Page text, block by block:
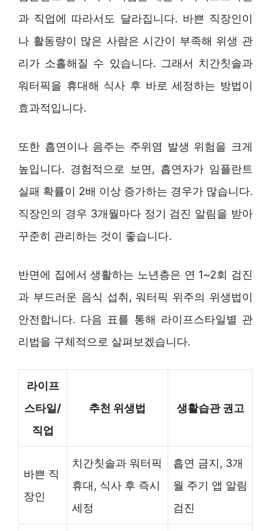
과 직업에 따라서도 달라집니다. 바쁜 직장인이
나 활동량이 많은 사람은 시간이 부족해 위생 관
리가 소홀해질 수 있습니다. 그래서 치간칫솔과
워터픽을 휴대해 식사 후 바로 세정하는 방법이
효과적입니다.
또한 흡연이나 음주는 주위염 발생 위험을 크게
높입니다. 경험적으로 보면, 흡연자가 임플란트
실패 확률이 2배 이상 증가하는 경우가 많습니다.
직장인의 경우 3개월마다 정기 검진 알림을 받아
꾸준히 관리하는 것이 좋습니다.
반면에 집에서 생활하는 노년층은 연 1~2회 검진
과 부드러운 음식 섭취, 워터픽 위주의 위생법이
안전합니다. 다음 표를 통해 라이프스타일별 관
리법을 구체적으로 살펴보겠습니다.
라이프
스타일/
직업
추천 위생법 생활습관 권고
바쁜 직
장인
치간칫솔과 워터픽
휴대, 식사 후 즉시
세정
흡연 금지, 3개
월 주기 앱 알림
검진